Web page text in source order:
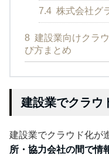
7.4 株式会社グ
8 建設業向けクラ
び方まとめ
建設業でクラウ
建設業でクラウド化が
所・協力会社の間で情